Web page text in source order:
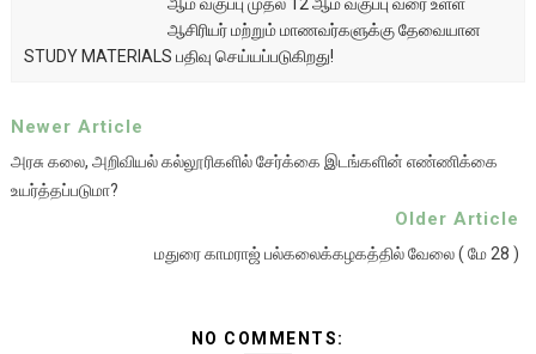
ஆசிரியர் மற்றும் மாணவர்களுக்கு தேவையான
STUDY MATERIALS பதிவு செய்யப்படுகிறது!
Newer Article
அரசு கலை, அறிவியல் கல்லூரிகளில் சேர்க்கை இடங்களின் எண்ணிக்கை
உயர்த்தப்படுமா?
Older Article
மதுரை காமராஜ் பல்கலைக்கழகத்தில் வேலை ( மே 28 )
NO COMMENTS: